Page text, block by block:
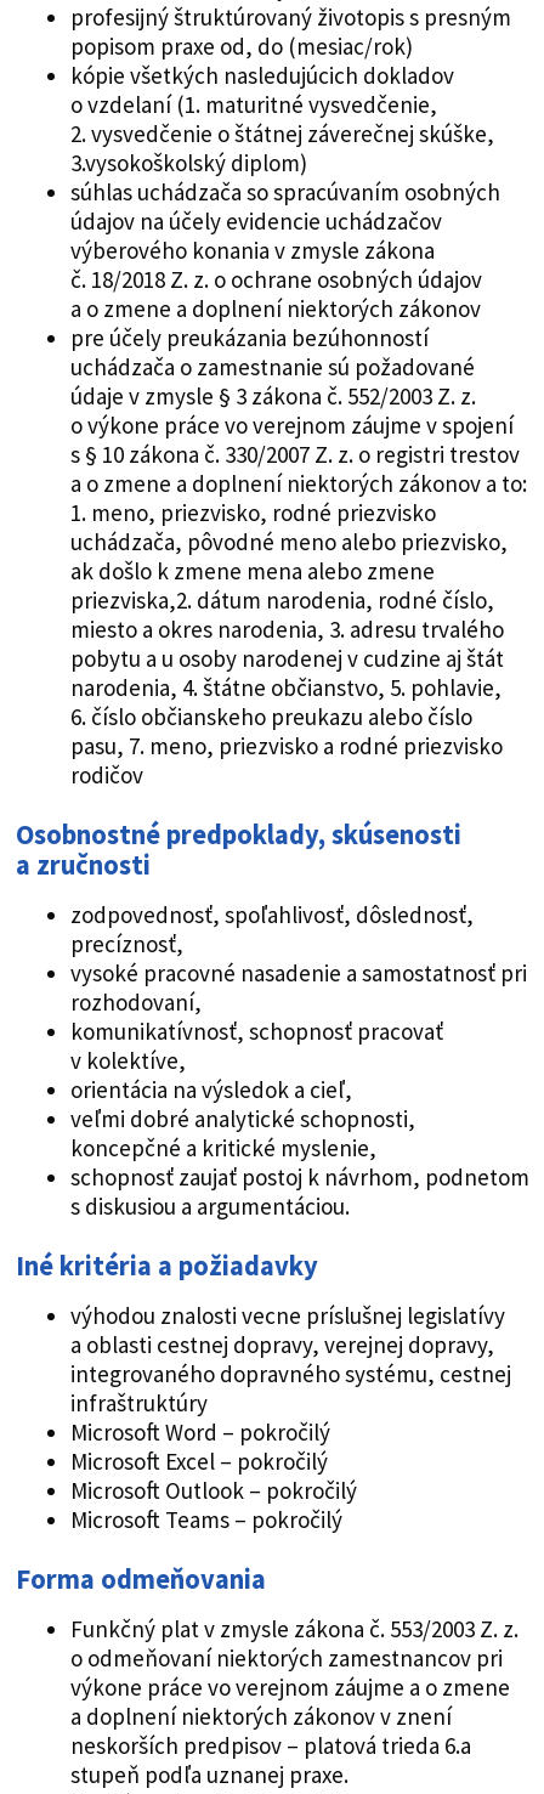
profesijný štruktúrovaný životopis s presným
popisom praxe od, do (mesiac/rok)
kópie všetkých nasledujúcich dokladov
o vzdelaní (1. maturitné vysvedčenie,
2. vysvedčenie o štátnej záverečnej skúške,
3.vysokoškolský diplom)
súhlas uchádzača so spracúvaním osobných
údajov na účely evidencie uchádzačov
výberového konania v zmysle zákona
č. 18/2018 Z. z. o ochrane osobných údajov
a o zmene a doplnení niektorých zákonov
pre účely preukázania bezúhonností
uchádzača o zamestnanie sú požadované
údaje v zmysle § 3 zákona č. 552/2003 Z. z.
o výkone práce vo verejnom záujme v spojení
s § 10 zákona č. 330/2007 Z. z. o registri trestov
a o zmene a doplnení niektorých zákonov a to:
1. meno, priezvisko, rodné priezvisko
uchádzača, pôvodné meno alebo priezvisko,
ak došlo k zmene mena alebo zmene
priezviska,2. dátum narodenia, rodné číslo,
miesto a okres narodenia, 3. adresu trvalého
pobytu a u osoby narodenej v cudzine aj štát
narodenia, 4. štátne občianstvo, 5. pohlavie,
6. číslo občianskeho preukazu alebo číslo
pasu, 7. meno, priezvisko a rodné priezvisko
rodičov
Osobnostné predpoklady, skúsenosti
a zručnosti
zodpovednosť, spoľahlivosť, dôslednosť,
precíznosť,
vysoké pracovné nasadenie a samostatnosť pri
rozhodovaní,
komunikatívnosť, schopnosť pracovať
v kolektíve,
orientácia na výsledok a cieľ,
veľmi dobré analytické schopnosti,
koncepčné a kritické myslenie,
schopnosť zaujať postoj k návrhom, podnetom
s diskusiou a argumentáciou.
Iné kritéria a požiadavky
výhodou znalosti vecne príslušnej legislatívy
a oblasti cestnej dopravy, verejnej dopravy,
integrovaného dopravného systému, cestnej
infraštruktúry
Microsoft Word – pokročilý
Microsoft Excel – pokročilý
Microsoft Outlook – pokročilý
Microsoft Teams – pokročilý
Forma odmeňovania
Funkčný plat v zmysle zákona č. 553/2003 Z. z.
o odmeňovaní niektorých zamestnancov pri
výkone práce vo verejnom záujme a o zmene
a doplnení niektorých zákonov v znení
neskorších predpisov – platová trieda 6.a
stupeň podľa uznanej praxe.